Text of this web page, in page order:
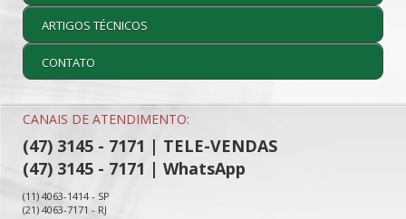
ARTIGOS TÉCNICOS
CONTATO
CANAIS DE ATENDIMENTO:
(47) 3145 - 7171 | TELE-VENDAS
(47) 3145 - 7171 | WhatsApp
(11) 4063-1414 - SP
(21) 4063-7171 - RJ